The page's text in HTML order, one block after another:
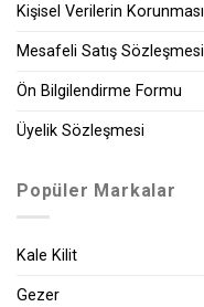
Kişisel Verilerin Korunması
Mesafeli Satış Sözleşmesi
Ön Bilgilendirme Formu
Üyelik Sözleşmesi
Popüler Markalar
Kale Kilit
Gezer